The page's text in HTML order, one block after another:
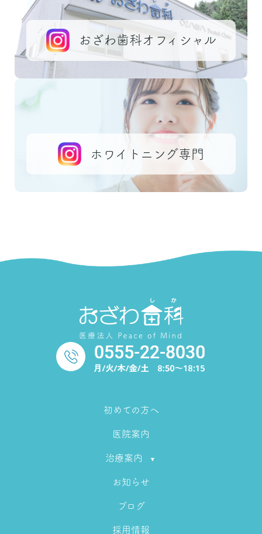
おざわ歯科オフィシャル
ホワイトニング専門
初めての方へ
医院案内
治療案内
お知らせ
ブログ
採用情報